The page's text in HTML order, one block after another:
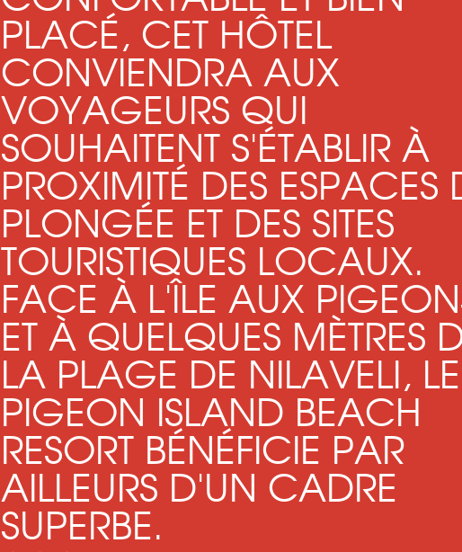
PLACÉ, CET HÔTEL
CONVIENDRA AUX
VOYAGEURS QUI
SOUHAITENT S'ÉTABLIR À
PROXIMITÉ DES ESPACES
PLONGÉE ET DES SITES
TOURISTIQUES LOCAUX.
FACE À L'ÎLE AUX
ET À QUELQUES MÈTRES
LA PLAGE DE NILAVELI, LE
PIGEON ISLAND BEACH
RESORT BÉNÉFICIE PAR
AILLEURS D'UN CADRE
SUPERBE.